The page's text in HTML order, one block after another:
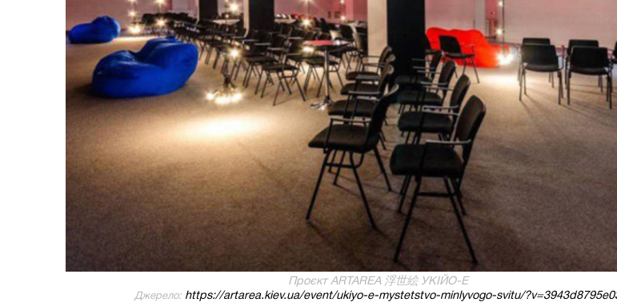
Проєкт ARTAREA 浮世絵 УКІЙО-Е
Джерело: https://artarea.kiev.ua/event/ukiyo-e-mystetstvo-minlyvogo-svitu/